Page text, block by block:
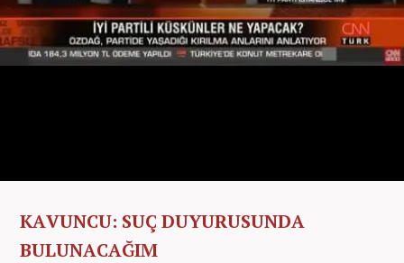
KAVUNCU: SUÇ DUYURUSUNDA
BULUNACAĞIM